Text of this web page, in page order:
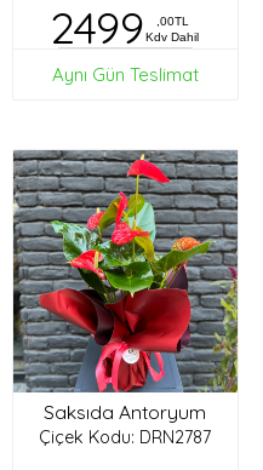
2499
,00TL
Kdv Dahil
Aynı Gün Teslimat
Saksıda Antoryum
Çiçek Kodu: DRN2787